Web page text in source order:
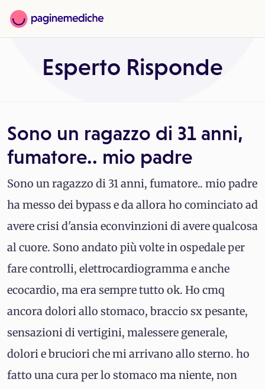
Esperto Risponde
Sono un ragazzo di 31 anni,
fumatore.. mio padre
Sono un ragazzo di 31 anni, fumatore.. mio padre
ha messo dei bypass e da allora ho cominciato ad
avere crisi d'ansia econvinzioni di avere qualcosa
al cuore. Sono andato più volte in ospedale per
fare controlli, elettrocardiogramma e anche
ecocardio, ma era sempre tutto ok. Ho cmq
ancora dolori allo stomaco, braccio sx pesante,
sensazioni di vertigini, malessere generale,
dolori e bruciori che mi arrivano allo sterno. ho
fatto una cura per lo stomaco ma niente, non